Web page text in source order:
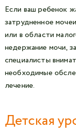
Если ваш ребенок
затрудненное
или в области
недержание мочи,
специалисты
необходимые
лечение.
Детская